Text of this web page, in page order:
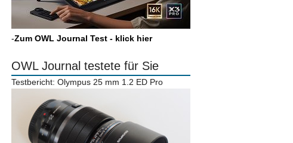
-Zum OWL Journal Test - klick hier
OWL Journal testete für Sie
Testbericht: Olympus 25 mm 1.2 ED Pro